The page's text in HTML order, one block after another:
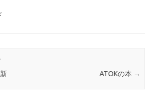
ATOKの本 →